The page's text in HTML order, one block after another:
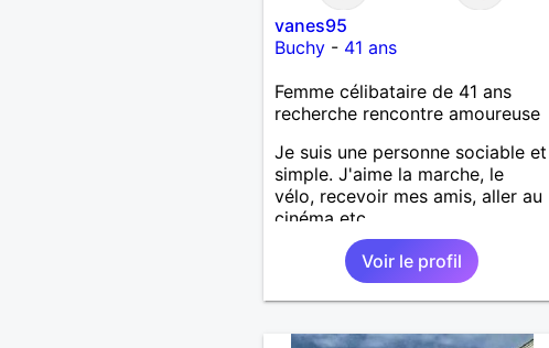
vanes95
Buchy- 41 ans
Femme célibataire de 41 ans
recherche rencontre amoureuse
Je suis une personne sociable et
simple. J'aime la marche, le
vélo, recevoir mes amis, aller au
cinéma etc..
Voir le profil